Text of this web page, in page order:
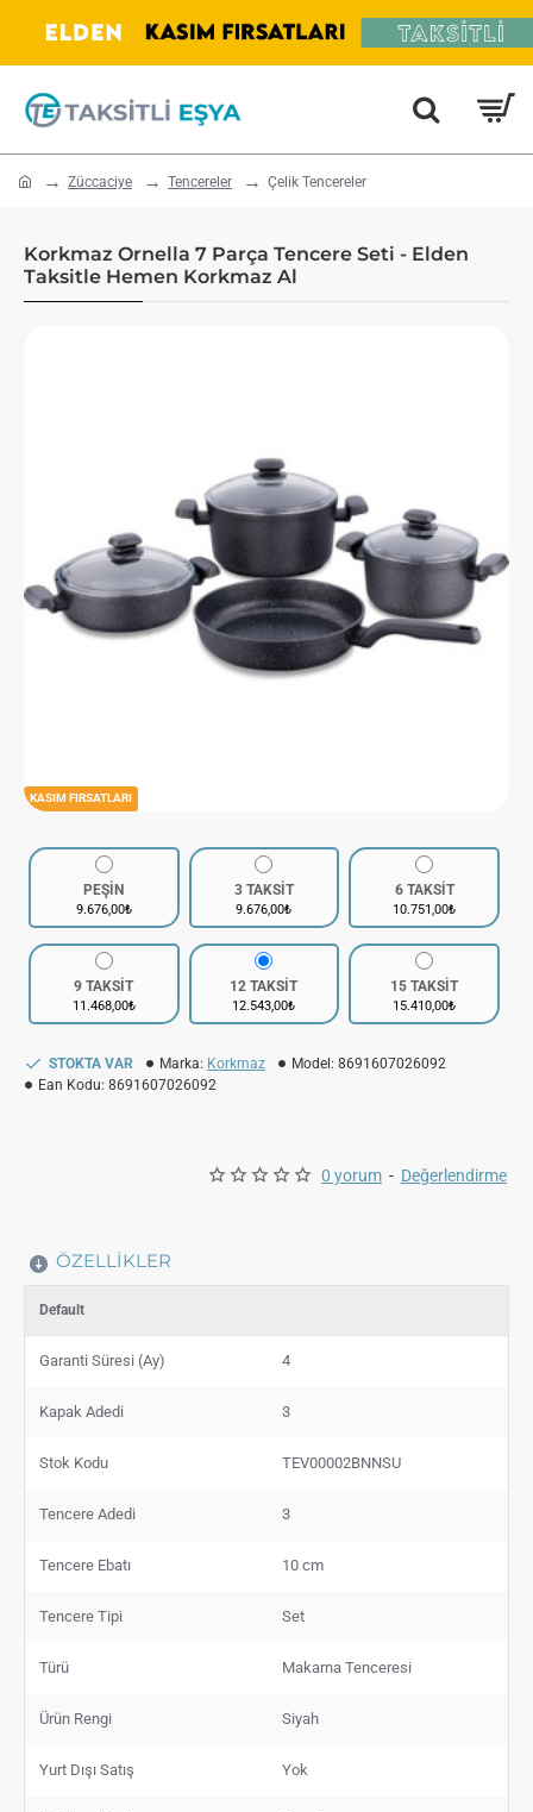
home Züccaciye Tencereler Çelik Tencereler
Korkmaz Ornella 7 Parça Tencere Seti - Elden
Taksitle Hemen Korkmaz Al
KASIM FIRSATLARI
0 yorum - Değerlendirme
PEŞİN
9.676,00₺
3 TAKSİT
9.676,00₺
6 TAKSİT
10.751,00₺
9 TAKSİT
11.468,00₺
12 TAKSİT
12.543,00₺
15 TAKSİT
15.410,00₺
STOKTA VAR Marka: Korkmaz Model: 8691607026092
Ean Kodu: 8691607026092
ÖZELLIKLER
Default
Garanti Süresi (Ay) 4
Kapak Adedi 3
Stok Kodu TEV00002BNNSU
Tencere Adedi 3
Tencere Ebatı 10 cm
Tencere Tipi Set
Türü Makarna Tenceresi
Ürün Rengi Siyah
Yurt Dışı Satış Yok